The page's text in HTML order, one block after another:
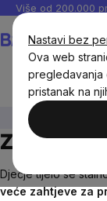
Nastavi bez
Ova web
pregledavanja
pristanak na
Preskoči
sadržaj
Više od 200.000
Za
Dječje tijelo se
veće zahtjeve za